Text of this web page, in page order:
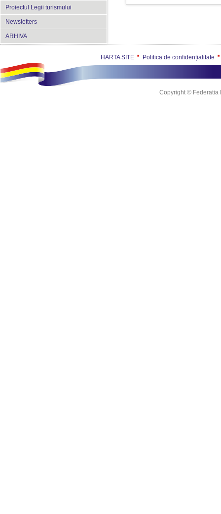
Proiectul Legii turismului
Newsletters
ARHIVA
HARTA SITE Politica de confidențialitate
Copyright © Federatia